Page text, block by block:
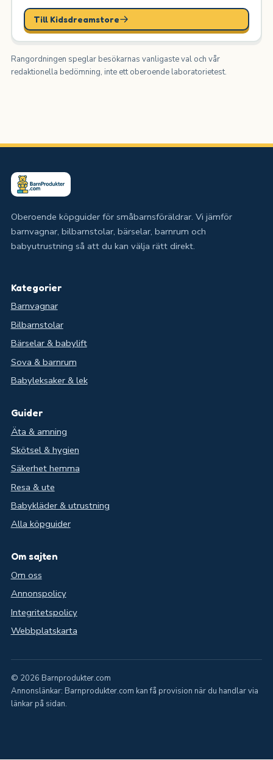
Till Kidsdreamstore
Rangordningen speglar besökarnas vanligaste val och vår
redaktionella bedömning, inte ett oberoende laboratorietest.
Oberoende köpguider för småbarnsföräldrar. Vi jämför
barnvagnar, bilbarnstolar, bärselar, barnrum och
babyutrustning så att du kan välja rätt direkt.
Kategorier
Barnvagnar
Bilbarnstolar
Bärselar & babylift
Sova & barnrum
Babyleksaker & lek
Guider
Äta & amning
Skötsel & hygien
Säkerhet hemma
Resa & ute
Babykläder & utrustning
Alla köpguider
Om sajten
Om oss
Annonspolicy
Integritetspolicy
Webbplatskarta
© 2026 Barnprodukter.com
Annonslänkar: Barnprodukter.com kan få provision när du handlar via
länkar på sidan.